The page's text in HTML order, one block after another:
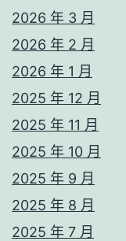
2026 年 3 月
2026 年 2 月
2026 年 1 月
2025 年 12 月
2025 年 11 月
2025 年 10 月
2025 年 9 月
2025 年 8 月
2025 年 7 月